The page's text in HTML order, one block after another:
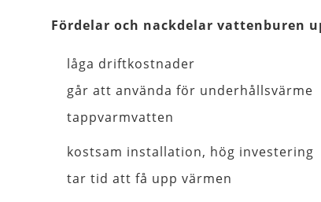
Fördelar och nackdelar vattenburen
låga driftkostnader
går att använda för underhållsvärme
tappvarmvatten
kostsam installation, hög investering
tar tid att få upp värmen